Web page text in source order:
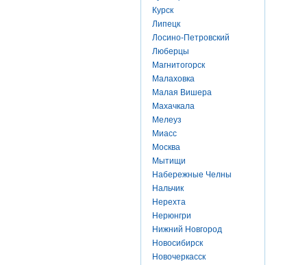
Курск
Липецк
Лосино-Петровский
Люберцы
Магнитогорск
Малаховка
Малая Вишера
Махачкала
Мелеуз
Миасс
Москва
Мытищи
Набережные Челны
Нальчик
Нерехта
Нерюнгри
Нижний Новгород
Новосибирск
Новочеркасск